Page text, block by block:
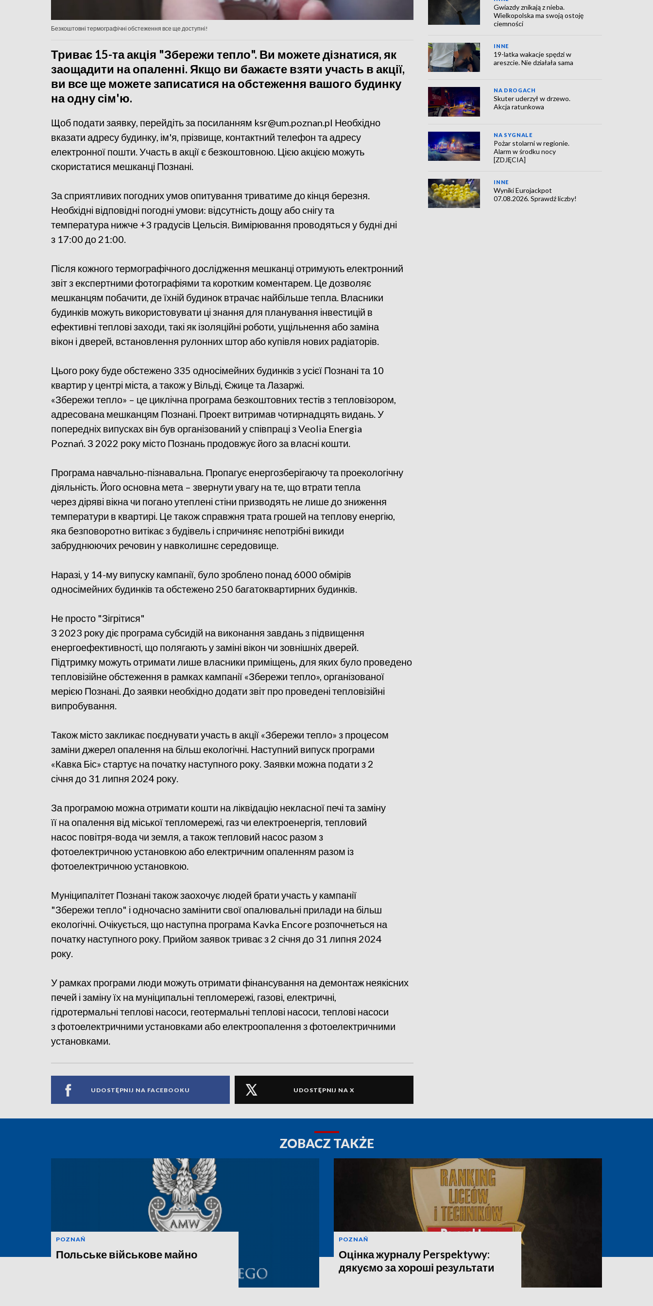
Безкоштовні термографічні обстеження все ще доступні!
Триває 15-та акція "Збережи тепло". Ви можете дізнатися, як
заощадити на опаленні. Якщо ви бажаєте взяти участь в акції,
ви все ще можете записатися на обстеження вашого будинку
на одну сім'ю.
Щоб подати заявку, перейдіть за посиланням ksr@um.poznan.pl Необхідно
вказати адресу будинку, ім'я, прізвище, контактний телефон та адресу
електронної пошти. Участь в акції є безкоштовною. Цією акцією можуть
скористатися мешканці Познані.
За сприятливих погодних умов опитування триватиме до кінця березня.
Необхідні відповідні погодні умови: відсутність дощу або снігу та
температура нижче +3 градусів Цельсія. Вимірювання проводяться у будні дні
з 17:00 до 21:00.
Після кожного термографічного дослідження мешканці отримують електронний
звіт з експертними фотографіями та коротким коментарем. Це дозволяє
мешканцям побачити, де їхній будинок втрачає найбільше тепла. Власники
будинків можуть використовувати ці знання для планування інвестицій в
ефективні теплові заходи, такі як ізоляційні роботи, ущільнення або заміна
вікон і дверей, встановлення рулонних штор або купівля нових радіаторів.
Цього року буде обстежено 335 односімейних будинків з усієї Познані та 10
квартир у центрі міста, а також у Вільді, Єжице та Лазаржі.
«Збережи тепло» – це циклічна програма безкоштовних тестів з тепловізором,
адресована мешканцям Познані. Проект витримав чотирнадцять видань. У
попередніх випусках він був організований у співпраці з Veolia Energia
Poznań. З 2022 року місто Познань продовжує його за власні кошти.
Програма навчально-пізнавальна. Пропагує енергозберігаючу та проекологічну
діяльність. Його основна мета – звернути увагу на те, що втрати тепла
через діряві вікна чи погано утеплені стіни призводять не лише до зниження
температури в квартирі. Це також справжня трата грошей на теплову енергію,
яка безповоротно витікає з будівель і спричиняє непотрібні викиди
забруднюючих речовин у навколишнє середовище.
Наразі, у 14-му випуску кампанії, було зроблено понад 6000 обмірів
односімейних будинків та обстежено 250 багатоквартирних будинків.
Не просто "Зігрітися"
З 2023 року діє програма субсидій на виконання завдань з підвищення
енергоефективності, що полягають у заміні вікон чи зовнішніх дверей.
Підтримку можуть отримати лише власники приміщень, для яких було проведено
тепловізійне обстеження в рамках кампанії «Збережи тепло», організованої
мерією Познані. До заявки необхідно додати звіт про проведені тепловізійні
випробування.
Також місто закликає поєднувати участь в акції «Збережи тепло» з процесом
заміни джерел опалення на більш екологічні. Наступний випуск програми
«Кавка Біс» стартує на початку наступного року. Заявки можна подати з 2
січня до 31 липня 2024 року.
За програмою можна отримати кошти на ліквідацію некласної печі та заміну
її на опалення від міської тепломережі, газ чи електроенергія, тепловий
насос повітря-вода чи земля, а також тепловий насос разом з
фотоелектричною установкою або електричним опаленням разом із
фотоелектричною установкою.
Муніципалітет Познані також заохочує людей брати участь у кампанії
"Збережи тепло" і одночасно замінити свої опалювальні прилади на більш
екологічні. Очікується, що наступна програма Kavka Encore розпочнеться на
початку наступного року. Прийом заявок триває з 2 січня до 31 липня 2024
року.
У рамках програми люди можуть отримати фінансування на демонтаж неякісних
печей і заміну їх на муніципальні тепломережі, газові, електричні,
гідротермальні теплові насоси, геотермальні теплові насоси, теплові насоси
з фотоелектричними установками або електроопалення з фотоелектричними
установками.
UDOSTĘPNIJ NA FACEBOOKU UDOSTĘPNIJ NA X
Gwiazdy znikają z nieba.
Wielkopolska ma swoją ostoję
ciemności
INNE
19-latka wakacje spędzi w
areszcie. Nie działała sama
NA DROGACH
Skuter uderzył w drzewo.
Akcja ratunkowa
NA SYGNALE
Pożar stolarni w regionie.
Alarm w środku nocy
[ZDJĘCIA]
INNE
Wyniki Eurojackpot
07.08.2026. Sprawdź liczby!
ZOBACZ TAKŻE
POZNAŃ
Польське військове майно
POZNAŃ
Оцінка журналу Perspektywy:
дякуємо за хороші результати